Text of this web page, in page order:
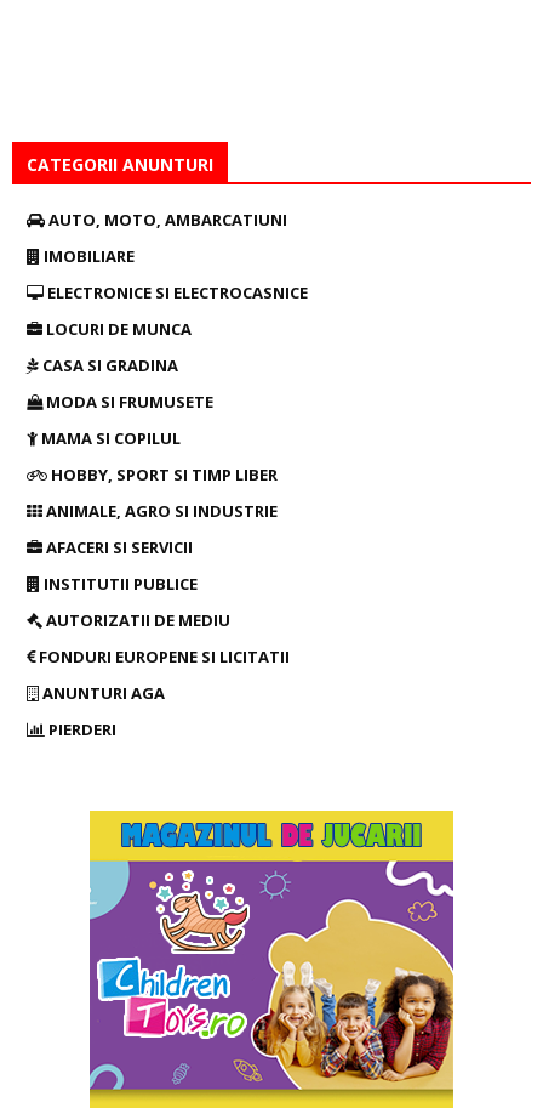
CATEGORII ANUNTURI
AUTO, MOTO, AMBARCATIUNI
IMOBILIARE
ELECTRONICE SI ELECTROCASNICE
LOCURI DE MUNCA
CASA SI GRADINA
MODA SI FRUMUSETE
MAMA SI COPILUL
HOBBY, SPORT SI TIMP LIBER
ANIMALE, AGRO SI INDUSTRIE
AFACERI SI SERVICII
INSTITUTII PUBLICE
AUTORIZATII DE MEDIU
FONDURI EUROPENE SI LICITATII
ANUNTURI AGA
PIERDERI